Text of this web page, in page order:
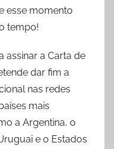
s
a
v
i
e
esse momento
tempo!
assinar a Carta de
dar fim a
nas redes
mais
a Argentina, o
e o Estados